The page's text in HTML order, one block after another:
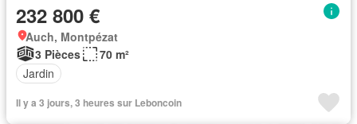
232 800 €
Auch, Montpézat
3 Pièces
70 m²
Jardin
Il y a 3 jours, 3 heures sur Leboncoin